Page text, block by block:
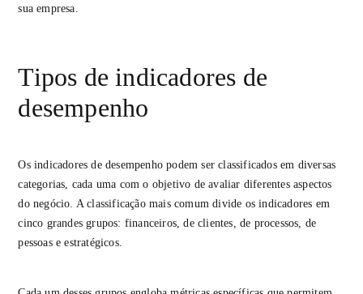
sua empresa.
Tipos de indicadores de
desempenho
Os indicadores de desempenho podem ser classificados em diversas
categorias, cada uma com o objetivo de avaliar diferentes aspectos
do negócio. A classificação mais comum divide os indicadores em
cinco grandes grupos: financeiros, de clientes, de processos, de
pessoas e estratégicos.